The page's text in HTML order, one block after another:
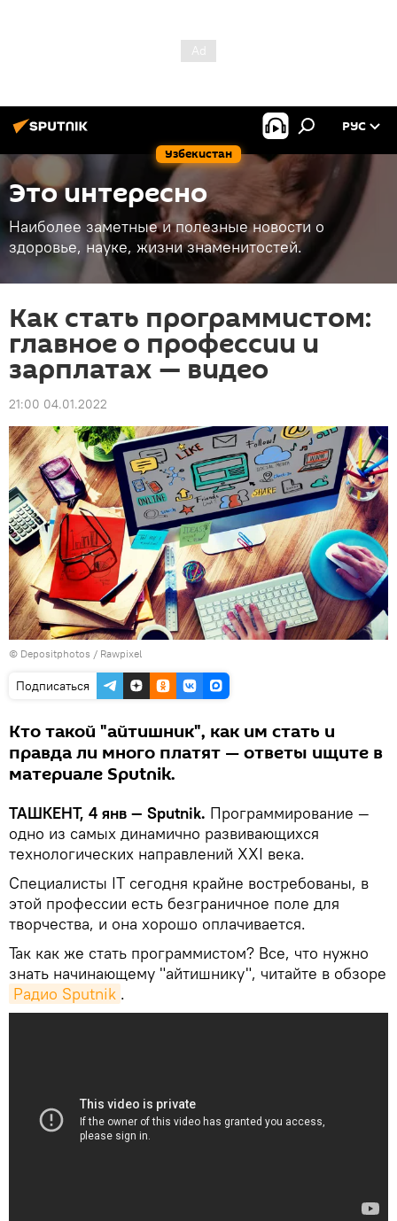
Узбекистан
РУС
Это интересно
Наиболее заметные и полезные новости о
здоровье, науке, жизни знаменитостей.
Как стать программистом:
главное о профессии и
зарплатах — видео
21:00 04.01.2022
© Depositphotos / Rawpixel
Подписаться
Кто такой "айтишник", как им стать и
правда ли много платят — ответы ищите в
материале Sputnik.
ТАШКЕНТ, 4 янв — Sputnik. Программирование —
одно из самых динамично развивающихся
технологических направлений XXI века.
Специалисты IT сегодня крайне востребованы, в
этой профессии есть безграничное поле для
творчества, и она хорошо оплачивается.
Так как же стать программистом? Все, что нужно
знать начинающему "айтишнику", читайте в обзоре
Радио Sputnik .